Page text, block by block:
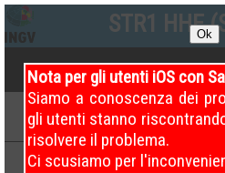
STR1 HHE
Ok
Nota per gli utenti iOS con
Siamo a conoscenza dei
gli utenti stanno
risolvere il problema.
Ci scusiamo per
19/7/202600 – 04
18/7/2026 04 – 08